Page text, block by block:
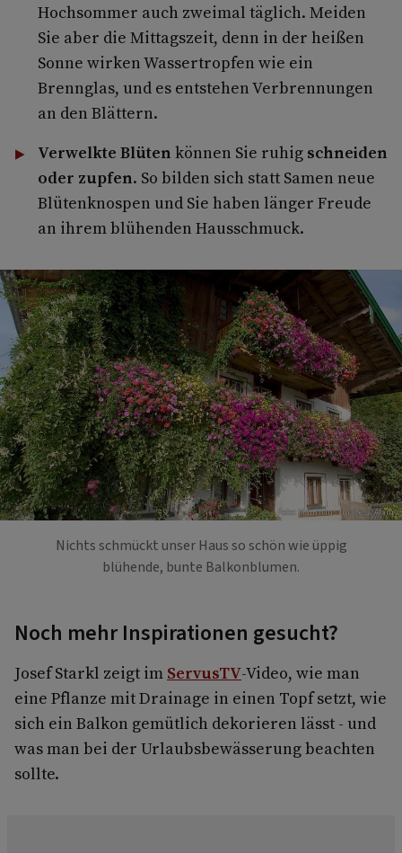
Hochsommer auch zweimal täglich. Meiden
Sie aber die Mittagszeit, denn in der heißen
Sonne wirken Wassertropfen wie ein
Brennglas, und es entstehen Verbrennungen
an den Blättern.
Verwelkte Blüten können Sie ruhig schneiden
oder zupfen. So bilden sich statt Samen neue
Blütenknospen und Sie haben länger Freude
an ihrem blühenden Hausschmuck.
Foto: Mauritius Images / Alamy
Nichts schmückt unser Haus so schön wie üppig
blühende, bunte Balkonblumen.
Noch mehr Inspirationen gesucht?
Josef Starkl zeigt im ServusTV-Video, wie man
eine Pflanze mit Drainage in einen Topf setzt, wie
sich ein Balkon gemütlich dekorieren lässt - und
was man bei der Urlaubsbewässerung beachten
sollte.